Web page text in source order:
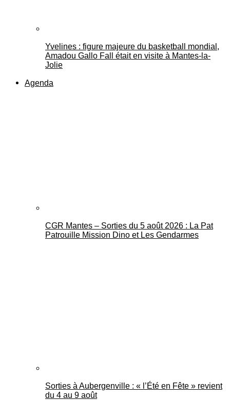
Yvelines : figure majeure du basketball mondial,
Amadou Gallo Fall était en visite à Mantes-la-
Jolie
Agenda
CGR Mantes – Sorties du 5 août 2026 : La Pat
Patrouille Mission Dino et Les Gendarmes
Sorties à Aubergenville : « l’Été en Fête » revient
du 4 au 9 août